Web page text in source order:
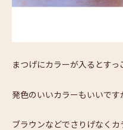
まつげにカラーが入るとすっ
発色のいいカラーもいいで
ブラウンなどでさりげなく